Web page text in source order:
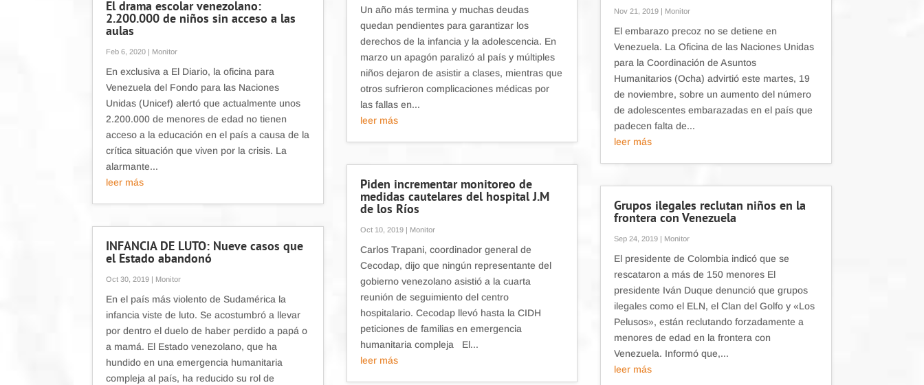
El drama escolar venezolano:
2.200.000 de niños sin acceso a las
aulas
Feb 6, 2020 | Monitor
En exclusiva a El Diario, la oficina para
Venezuela del Fondo para las Naciones
Unidas (Unicef) alertó que actualmente unos
2.200.000 de menores de edad no tienen
acceso a la educación en el país a causa de la
crítica situación que viven por la crisis. La
alarmante...
leer más
INFANCIA DE LUTO: Nueve casos que
el Estado abandonó
Oct 30, 2019 Monitor
En el país más violento de Sudamérica la
infancia viste de luto. Se acostumbró a llevar
por dentro el duelo de haber perdido a papá o
a mamá. El Estado venezolano, que ha
hundido en una emergencia humanitaria
compleja al país, ha reducido su rol de
Un año más termina y muchas deudas
quedan pendientes para garantizar los
derechos de la infancia y la adolescencia. En
marzo un apagón paralizó al país y múltiples
niños dejaron de asistir a clases, mientras que
otros sufrieron complicaciones médicas por
las fallas en...
leer más
Piden incrementar monitoreo de
medidas cautelares del hospital J.M
de los Ríos
Oct 10, 2019| Monitor
Carlos Trapani, coordinador general de
Cecodap, dijo que ningún representante del
gobierno venezolano asistió a la cuarta
reunión de seguimiento del centro
hospitalario. Cecodap llevó hasta la CIDH
peticiones de familias en emergencia
humanitaria compleja El...
leer más
Nov 21, 2019| Monitor
El embarazo precoz no se detiene en
Venezuela. La Oficina de las Naciones Unidas
para la Coordinación de Asuntos
Humanitarios (Ocha) advirtió este martes, 19
de noviembre, sobre un aumento del número
de adolescentes embarazadas en el país que
padecen falta de...
leer más
Grupos ilegales reclutan niños en la
frontera con Venezuela
Sep 24, 2019| Monitor
El presidente de Colombia indicó que se
rescataron a más de 150 menores El
presidente Iván Duque denunció que grupos
ilegales como el ELN, el Clan del Golfo y «Los
Pelusos», están reclutando forzadamente a
menores de edad en la frontera con
Venezuela. Informó que,...
leer más